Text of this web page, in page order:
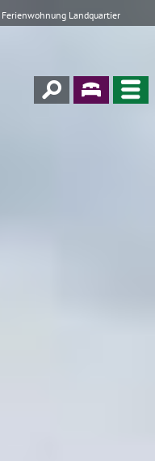
Ferienwohnung Landquartier